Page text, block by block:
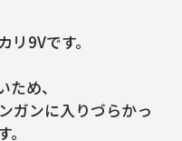
9Vです。
め、
ガンに入りづらかっ